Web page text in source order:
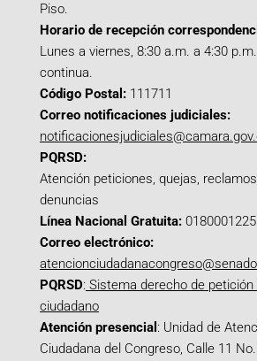
Piso.
Horario de recepción
Lunes a viernes, 8:30 a.m. a 4:30
continua.
Código Postal: 111711
Correo notificaciones judiciales:
PQRSD:
Atención peticiones, quejas,
denuncias
Línea Nacional Gratuita:
Correo electrónico:
PQRSD: Sistema derecho de petición
ciudadano
Atención presencial : Unidad de
Ciudadana del Congreso, Calle 11